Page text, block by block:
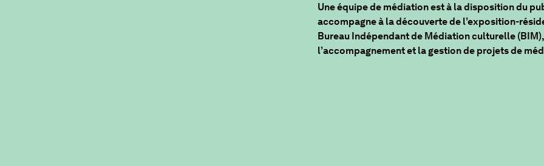
Une équipe de médiation est à la disposition du
accompagne à la découverte de l’exposition-
Bureau Indépendant de Médiation culturelle
l’accompagnement et la gestion de projets de